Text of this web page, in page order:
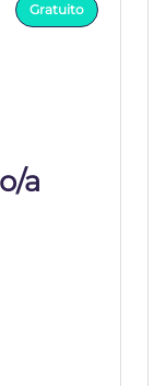
Gratuito
a